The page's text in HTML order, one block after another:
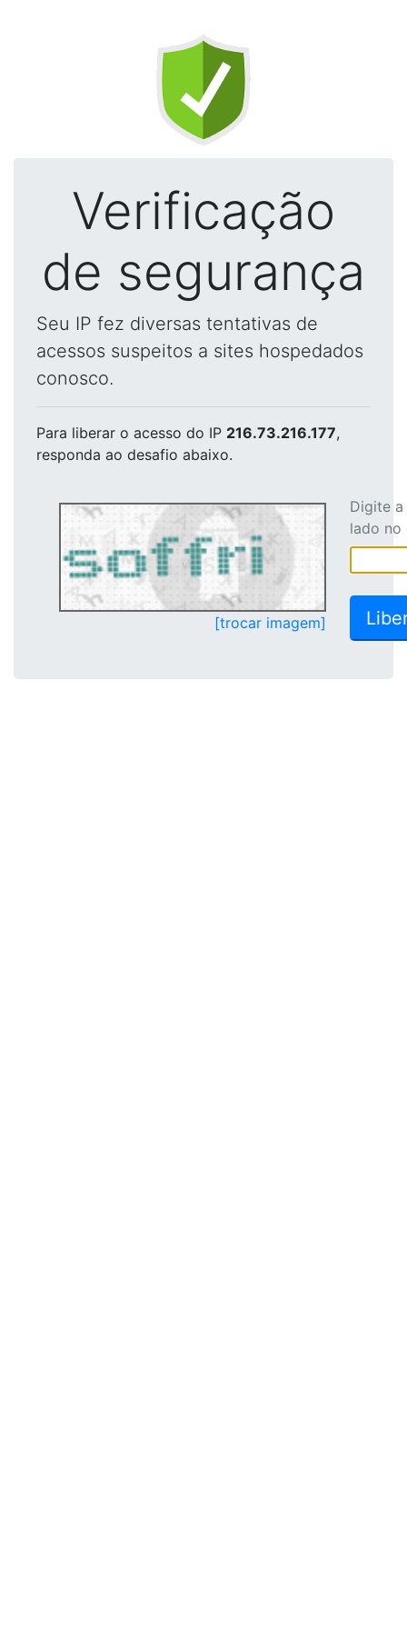
Verificação
de segurança
Seu IP fez diversas tentativas de
acessos suspeitos a sites hospedados
conosco.
Para liberar o acesso do IP 216.73.216.177,
responda ao desafio abaixo.
[trocar imagem]
Digite
lado no